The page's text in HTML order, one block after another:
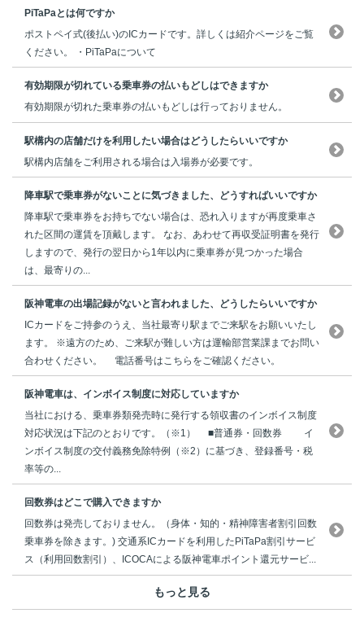
PiTaPaとは何ですか
ポストペイ式(後払い)のICカードです。詳しくは紹介ページをご覧
ください。 ・PiTaPaについて
有効期限が切れている乗車券の払いもどしはできますか
有効期限が切れた乗車券の払いもどしは行っておりません。
駅構内の店舗だけを利用したい場合はどうしたらいいですか
駅構内店舗をご利用される場合は入場券が必要です。
降車駅で乗車券がないことに気づきました、どうすればいいですか
降車駅で乗車券をお持ちでない場合は、恐れ入りますが再度乗車さ
れた区間の運賃を頂戴します。 なお、あわせて再収受証明書を発行
しますので、発行の翌日から1年以内に乗車券が見つかった場合
は、最寄りの...
阪神電車の出場記録がないと言われました、どうしたらいいですか
ICカードをご持参のうえ、当社最寄り駅までご来駅をお願いいたし
ます。 ※遠方のため、ご来駅が難しい方は運輸部営業課までお問い
合わせください。 電話番号はこちらをご確認ください。
阪神電車は、インボイス制度に対応していますか
当社における、乗車券類発売時に発行する領収書のインボイス制度
対応状況は下記のとおりです。（※1） ■普通券・回数券 イ
ンボイス制度の交付義務免除特例（※2）に基づき、登録番号・税
率等の...
回数券はどこで購入できますか
回数券は発売しておりません。（身体・知的・精神障害者割引回数
乗車券を除きます。) 交通系ICカードを利用したPiTaPa割引サービ
ス（利用回数割引）、ICOCAによる阪神電車ポイント還元サービ...
もっと見る